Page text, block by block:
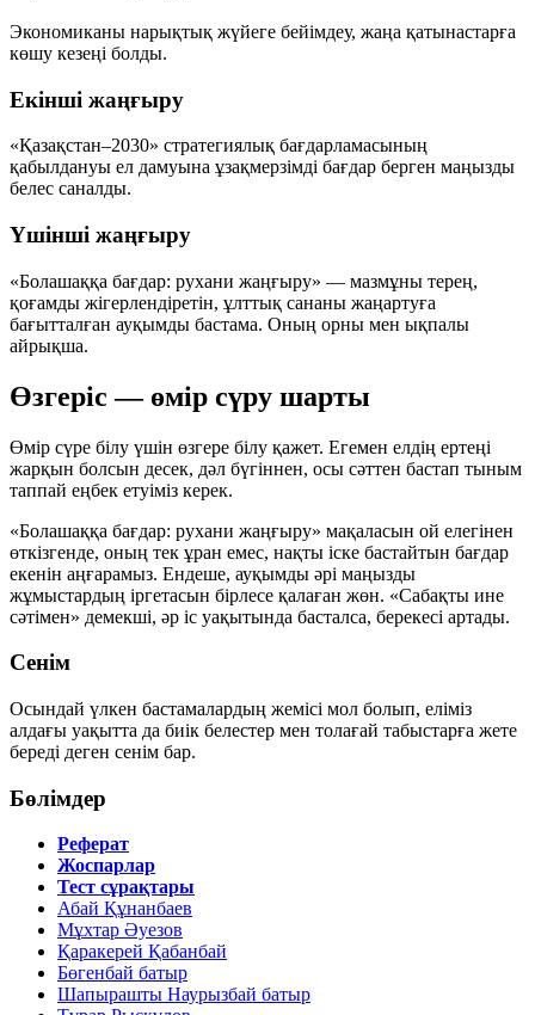
Экономиканы нарықтық жүйеге бейімдеу, жаңа қатынастарға
көшу кезеңі болды.
Екінші жаңғыру
«Қазақстан–2030» стратегиялық бағдарламасының
қабылдануы ел дамуына ұзақмерзімді бағдар берген маңызды
белес саналды.
Үшінші жаңғыру
«Болашаққа бағдар: рухани жаңғыру» — мазмұны терең,
қоғамды жігерлендіретін, ұлттық сананы жаңартуға
бағытталған ауқымды бастама. Оның орны мен ықпалы
айрықша.
Өзгеріс — өмір сүру шарты
Өмір сүре білу үшін өзгере білу қажет. Егемен елдің ертеңі
жарқын болсын десек, дәл бүгіннен, осы сәттен бастап тыным
таппай еңбек етуіміз керек.
«Болашаққа бағдар: рухани жаңғыру» мақаласын ой елегінен
өткізгенде, оның тек ұран емес, нақты іске бастайтын бағдар
екенін аңғарамыз. Ендеше, ауқымды әрі маңызды
жұмыстардың іргетасын бірлесе қалаған жөн. «Сабақты ине
сәтімен» демекші, әр іс уақытында басталса, берекесі артады.
Сенім
Осындай үлкен бастамалардың жемісі мол болып, еліміз
алдағы уақытта да биік белестер мен толағай табыстарға жете
береді деген сенім бар.
Бөлімдер
Реферат
Жоспарлар
Тест сұрақтары
Абай Құнанбаев
Мұхтар Әуезов
Қаракерей Қабанбай
Бөгенбай батыр
Шапырашты Наурызбай батыр